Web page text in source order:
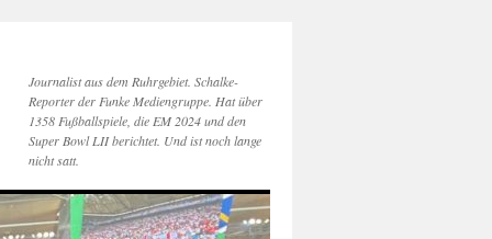
Journalist aus dem Ruhrgebiet. Schalke-
Reporter der Funke Mediengruppe. Hat über
1358 Fußballspiele, die EM 2024 und den
Super Bowl LII berichtet. Und ist noch lange
nicht satt.